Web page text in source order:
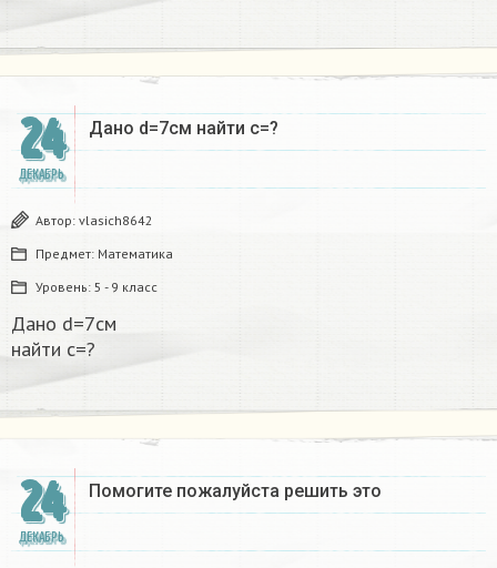
24
ДЕКАБРЬ
Дано d=7см найти с=?​
Автор: vlasich8642
Предмет: Математика
Уровень: 5 - 9 класс
Дано d=7см
найти с=?​
24
ДЕКАБРЬ
Помогите пожалуйста решить это